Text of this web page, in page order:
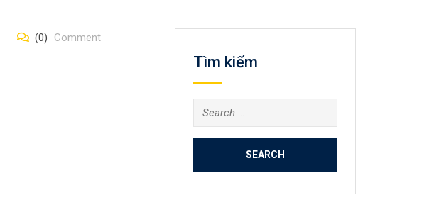
(0) Comment
Tìm kiếm
Search
for: